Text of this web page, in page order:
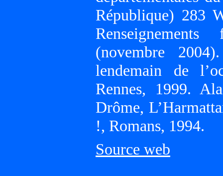
République) 283
(novembre
lendemain de
Rennes, 1999.
Drôme,
!, Romans, 1994.
Source web